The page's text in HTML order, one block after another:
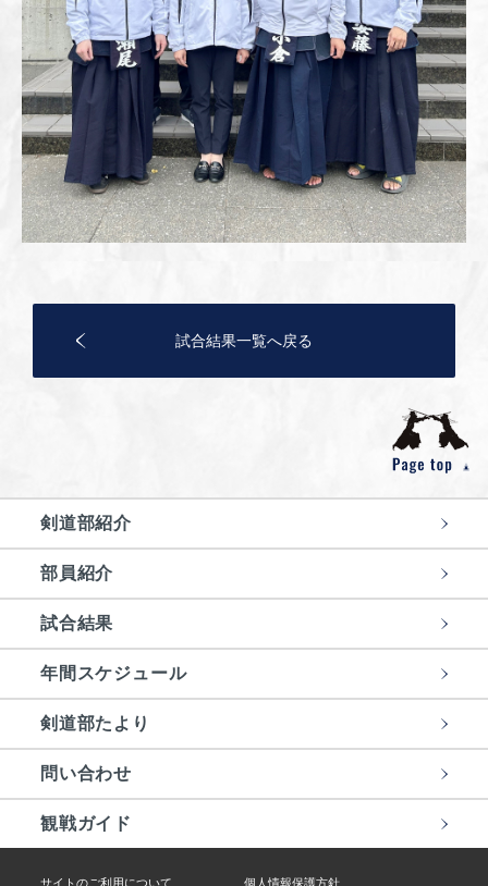
試合結果一覧へ戻る
剣道部紹介
部員紹介
試合結果
年間スケジュール
剣道部たより
問い合わせ
観戦ガイド
サイトのご利用について 個人情報保護方針